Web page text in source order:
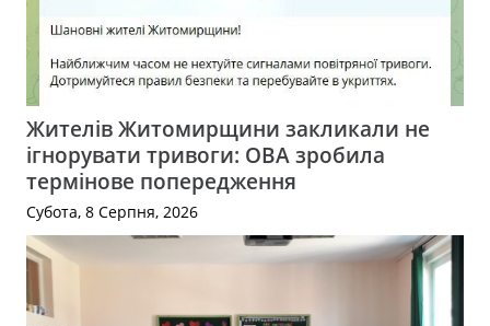
Жителів Житомирщини закликали не
ігнорувати тривоги: ОВА зробила
термінове попередження
Субота, 8 Серпня, 2026